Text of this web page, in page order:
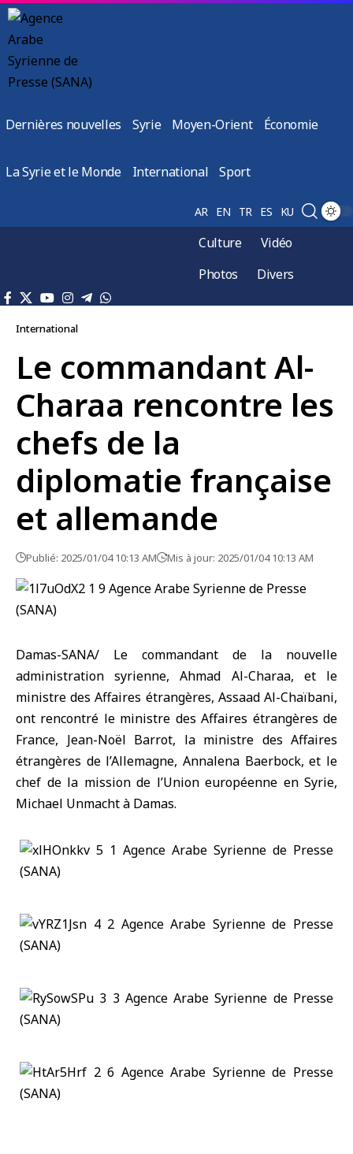
Dernières nouvelles Syrie Moyen-Orient Économie
La Syrie et le Monde International Sport
AR EN TR ES KU
Culture
Vidéo
Photos
Divers
International
Le commandant Al-
Charaa rencontre les
chefs de la
diplomatie française
et allemande
Publié: 2025/01/04 10:13 AM Mis à jour: 2025/01/04 10:13 AM
Damas-SANA/ Le commandant de la nouvelle
administration syrienne, Ahmad Al-Charaa, et le
ministre des Affaires étrangères, Assaad Al-Chaïbani,
ont rencontré le ministre des Affaires étrangères de
France, Jean-Noël Barrot, la ministre des Affaires
étrangères de l’Allemagne, Annalena Baerbock, et le
chef de la mission de l’Union européenne en Syrie,
Michael Unmacht à Damas.